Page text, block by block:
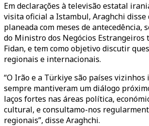
Em declarações à televisão estatal
visita oficial a Istambul, Araghchi disse
planeada com meses de antecedência,
do Ministro dos Negócios Estrangeiros
Fidan, e tem como objetivo discutir
regionais e internacionais.
“O Irão e a Türkiye são países
sempre mantiveram um diálogo
laços fortes nas áreas política,
cultural, e consultamo-nos
regionais”, disse Araghchi.